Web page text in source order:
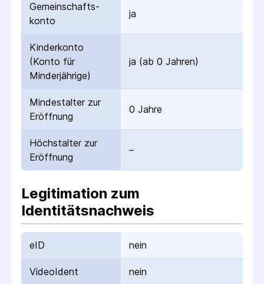
Gemeinschafts­
konto
ja
Kinderkonto
(Konto für
Minderjährige)
ja (ab 0 Jahren)
Mindestalter zur
Eröffnung
0 Jahre
Höchstalter zur
Eröffnung
–
Legitimation zum
Identitätsnachweis
eID nein
VideoIdent nein